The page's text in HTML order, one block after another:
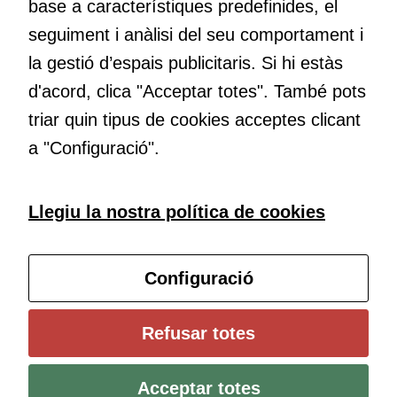
Educació
transformació. Volem contribuir a millorar-la impulsant
metodologies docents actives i ambients d’aprenentatge
dinàmics.
Subscriu-te al butlletí
Configura les cookies
Universitat de Girona
Política de cookies
Avís legal i protecció de dades Contacte
base a característiques predefinides, el
seguiment i anàlisi del seu comportament i
la gestió d’espais publicitaris. Si hi estàs
d'acord, clica "Acceptar totes". També pots
triar quin tipus de cookies acceptes clicant
a "Configuració".
Llegiu la nostra política de cookies
Configuració
Refusar totes
Acceptar totes
cookies no
són
necessàries
perquè el
funcioni.